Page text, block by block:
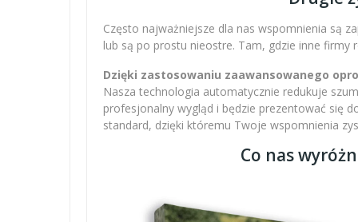
Często najważniejsze dla nas wspomnienia są
lub są po prostu nieostre. Tam, gdzie inne firmy
Dzięki zastosowaniu zaawansowanego
Nasza technologia automatycznie redukuje
profesjonalny wygląd i będzie prezentować się
standard, dzięki któremu Twoje wspomnienia
Co nas